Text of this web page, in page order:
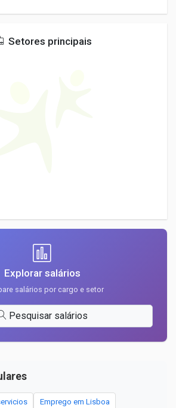
Setores principais
Explorar salários
salários por cargo e setor
Pesquisar salários
Emprego em Lisboa